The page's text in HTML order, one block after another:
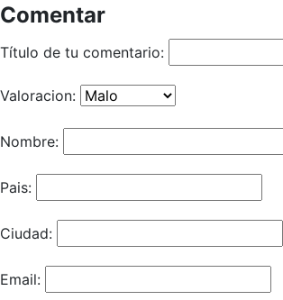
Comentar
Título de tu comentario:
Valoracion:
Nombre:
Pais:
Ciudad:
Email: